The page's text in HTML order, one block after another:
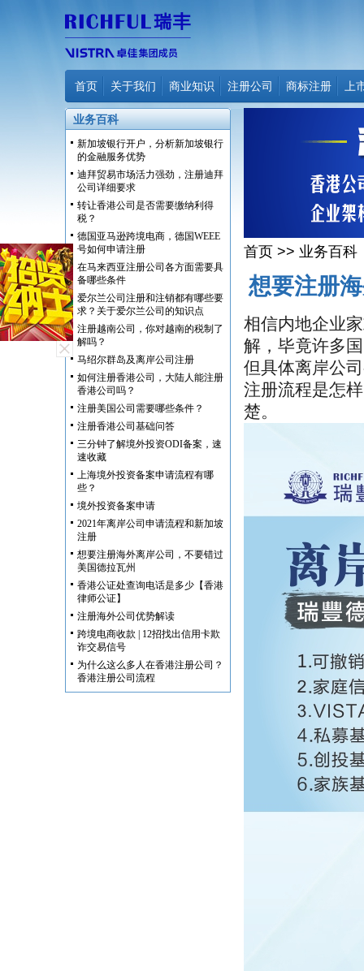
首页 关于我们 商业知识 注册公司 商标注册 上
业务百科
新加坡银行开户，分析新加坡银行
的金融服务优势
迪拜贸易市场活力强劲，注册迪拜
公司详细要求
转让香港公司是否需要缴纳利得
税？
德国亚马逊跨境电商，德国WEEE
号如何申请注册
在马来西亚注册公司各方面需要具
备哪些条件
爱尔兰公司注册和注销都有哪些要
求？关于爱尔兰公司的知识点
注册越南公司，你对越南的税制了
解吗？
马绍尔群岛及离岸公司注册
如何注册香港公司，大陆人能注册
香港公司吗？
注册美国公司需要哪些条件？
注册香港公司基础问答
三分钟了解境外投资ODI备案，速
速收藏
上海境外投资备案申请流程有哪
些？
境外投资备案申请
2021年离岸公司申请流程和新加坡
注册
想要注册海外离岸公司，不要错过
美国德拉瓦州
香港公证处查询电话是多少【香港
律师公证】
注册海外公司优势解读
跨境电商收款 | 12招找出信用卡欺
诈交易信号
为什么这么多人在香港注册公司？
香港注册公司流程
首页 >> 业务百科
想要注册
相信内地企业
解，毕竟许多
但具体离岸公
注册流程是怎
楚。